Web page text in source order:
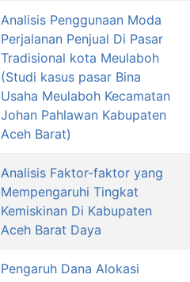
Analisis Penggunaan Moda
Perjalanan Penjual Di Pasar
Tradisional kota Meulaboh
(Studi kasus pasar Bina
Usaha Meulaboh Kecamatan
Johan Pahlawan Kabupaten
Aceh Barat)
Analisis Faktor-faktor yang
Mempengaruhi Tingkat
Kemiskinan Di Kabupaten
Aceh Barat Daya
Pengaruh Dana Alokasi